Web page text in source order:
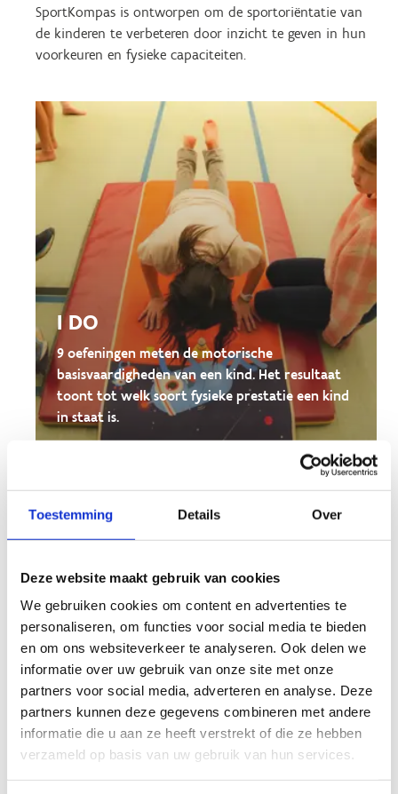
Toestemming Details Over
Deze website maakt gebruik van cookies
We gebruiken cookies om content en advertenties te
personaliseren, om functies voor social media te bieden
en om ons websiteverkeer te analyseren. Ook delen we
informatie over uw gebruik van onze site met onze
partners voor social media, adverteren en analyse. Deze
partners kunnen deze gegevens combineren met andere
informatie die u aan ze heeft verstrekt of die ze hebben
verzameld op basis van uw gebruik van hun services.
SportKompas is ontworpen om de sportoriëntatie van
de kinderen te verbeteren door inzicht te geven in hun
voorkeuren en fysieke capaciteiten.
I DO
9 oefeningen meten de motorische
basisvaardigheden van een kind. Het resultaat
toont tot welk soort fysieke prestatie een kind
in staat is.
I LIKE